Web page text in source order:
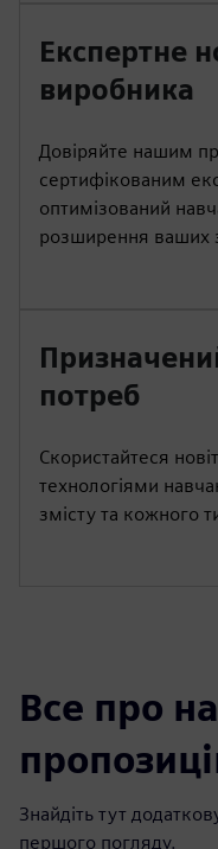
Експертне
виробника
Довіряйте нашим
сертифікованим
оптимізований
розширення ваших
потреб
Скористайтеся
технологіями
змісту та кожного
Все про
Знайдіть тут
першого погляду.